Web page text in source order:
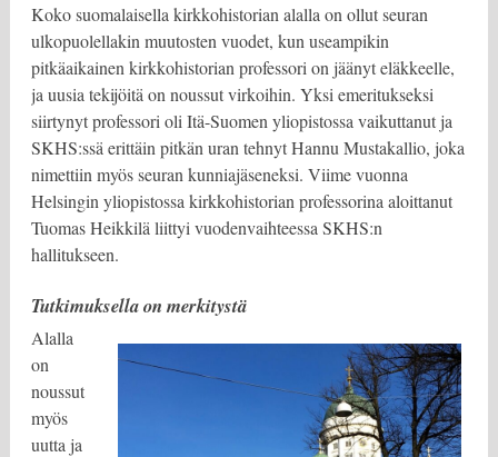
Koko suomalaisella kirkkohistorian alalla on ollut seuran
ulkopuolellakin muutosten vuodet, kun useampikin
pitkäaikainen kirkkohistorian professori on jäänyt eläkkeelle,
ja uusia tekijöitä on noussut virkoihin. Yksi emeritukseksi
siirtynyt professori oli Itä-Suomen yliopistossa vaikuttanut ja
SKHS:ssä erittäin pitkän uran tehnyt Hannu Mustakallio, joka
nimettiin myös seuran kunniajäseneksi. Viime vuonna
Helsingin yliopistossa kirkkohistorian professorina aloittanut
Tuomas Heikkilä liittyi vuodenvaihteessa SKHS:n
hallitukseen.
Tutkimuksella on merkitystä
Alalla
on
noussut
myös
uutta ja